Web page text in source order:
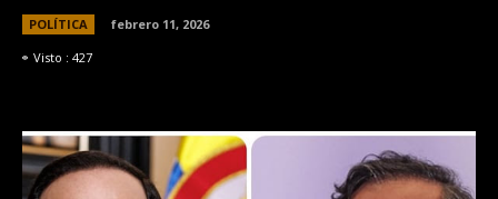
POLÍTICA
febrero 11, 2026
Visto : 427